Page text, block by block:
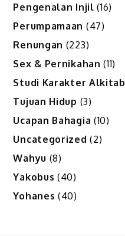
Pengenalan Injil (16)
Perumpamaan (47)
Renungan (223)
Sex & Pernikahan (11)
Studi Karakter Alkitab
Tujuan Hidup (3)
Ucapan Bahagia (10)
Uncategorized (2)
Wahyu (8)
Yakobus (40)
Yohanes (40)